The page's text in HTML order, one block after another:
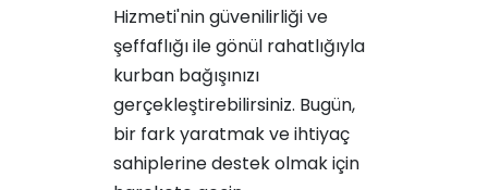
Hizmeti'nin güvenilirliği ve
şeffaflığı ile gönül rahatlığıyla
kurban bağışınızı
gerçekleştirebilirsiniz. Bugün,
bir fark yaratmak ve ihtiyaç
sahiplerine destek olmak için